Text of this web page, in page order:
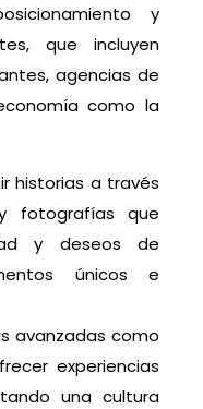
y
que incluyen
agencias de
como la
historias a través
fotografías que
y deseos de
únicos e
avanzadas como
experiencias
una cultura